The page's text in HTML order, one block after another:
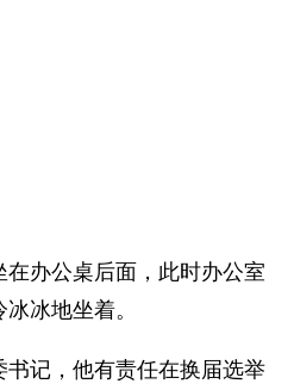
办公桌后面，此时办公室
冰地坐着。
记，他有责任在换届选举